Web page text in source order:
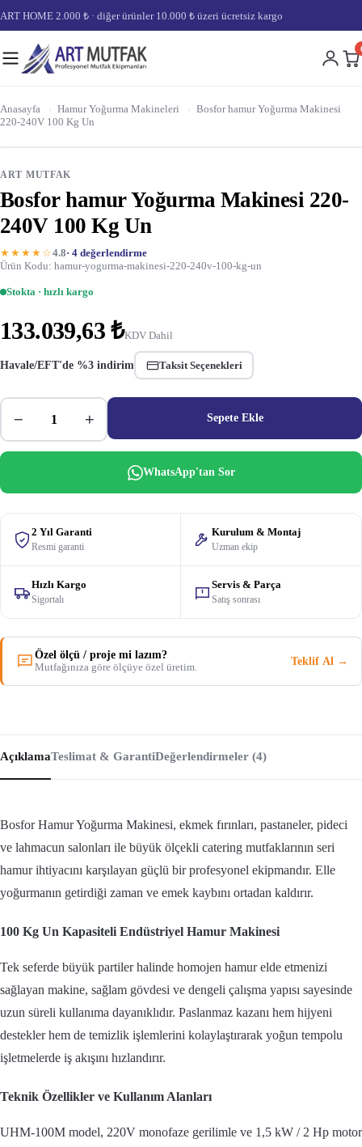
ART HOME 2.000 ₺ · diğer ürünler 10.000 ₺ üzeri ücretsiz kargo
Anasayfa › Hamur Yoğurma Makineleri › Bosfor hamur Yoğurma Makinesi
220-240V 100 Kg Un
ART MUTFAK
Bosfor hamur Yoğurma Makinesi 220-
240V 100 Kg Un
★★★★☆4.8· 4 değerlendirme
Ürün Kodu: hamur-yogurma-makinesi-220-240v-100-kg-un
Stokta · hızlı kargo
133.039,63 ₺KDV Dahil
Havale/EFT'de %3 indirim Taksit Seçenekleri
− + Sepete Ekle
WhatsApp'tan Sor
2 Yıl Garanti
Resmi garanti
Kurulum & Montaj
Uzman ekip
Hızlı Kargo
Sigortalı
Servis & Parça
Satış sonrası
Özel ölçü / proje mi lazım?
Mutfağınıza göre ölçüye özel üretim.
Teklif Al →
AçıklamaTeslimat & GarantiDeğerlendirmeler (4)
Bosfor Hamur Yoğurma Makinesi, ekmek fırınları, pastaneler, pideci
ve lahmacun salonları ile büyük ölçekli catering mutfaklarının seri
hamur ihtiyacını karşılayan güçlü bir profesyonel ekipmandır. Elle
yoğurmanın getirdiği zaman ve emek kaybını ortadan kaldırır.
100 Kg Un Kapasiteli Endüstriyel Hamur Makinesi
Tek seferde büyük partiler halinde homojen hamur elde etmenizi
sağlayan makine, sağlam gövdesi ve dengeli çalışma yapısı sayesinde
uzun süreli kullanıma dayanıklıdır. Paslanmaz kazanı hem hijyeni
destekler hem de temizlik işlemlerini kolaylaştırarak yoğun tempolu
işletmelerde iş akışını hızlandırır.
Teknik Özellikler ve Kullanım Alanları
UHM-100M model, 220V monofaze gerilimle ve 1,5 kW / 2 Hp motor